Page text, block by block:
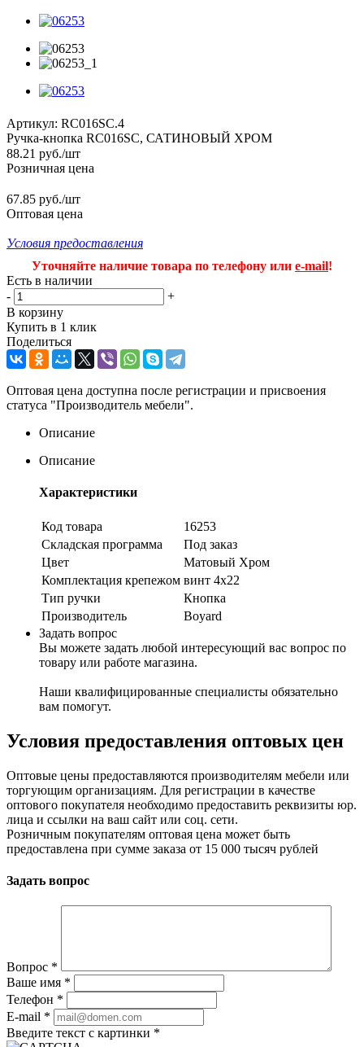
Артикул: RC016SC.4
Ручка-кнопка RC016SC, САТИНОВЫЙ ХРОМ
88.21 руб./шт
Розничная цена
67.85 руб./шт
Оптовая цена
Условия предоставления
Уточняйте наличие товара по телефону или e-mail!
Есть в наличии
-
+
В корзину
Купить в 1 клик
Поделиться
Оптовая цена доступна после регистрации и присвоения
статуса "Производитель мебели".
Описание
Описание
Характеристики
Код товара
16253
Складская программа
Под заказ
Цвет
Матовый Хром
Комплектация крепежом винт 4х22
Тип ручки
Кнопка
Производитель
Boyard
Задать вопрос
Вы можете задать любой интересующий вас вопрос по
товару или работе магазина.
Наши квалифицированные специалисты обязательно
вам помогут.
Условия предоставления оптовых цен
Оптовые цены предоставляются производителям мебели или
торгующим организациям. Для регистрации в качестве
оптового покупателя необходимо предоставить реквизиты юр.
лица и ссылки на ваш сайт или соц. сети.
Розничным покупателям оптовая цена может быть
предоставлена при сумме заказа от 15 000 тысяч рублей
Задать вопрос
Вопрос *
Ваше имя *
Телефон *
E-mail *
Введите текст с картинки *